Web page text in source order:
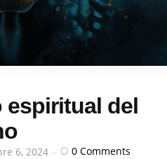
espiritual del
6, 2024 0 Comments